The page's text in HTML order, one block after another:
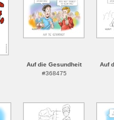
Auf die Gesundheit
#368475
Auf